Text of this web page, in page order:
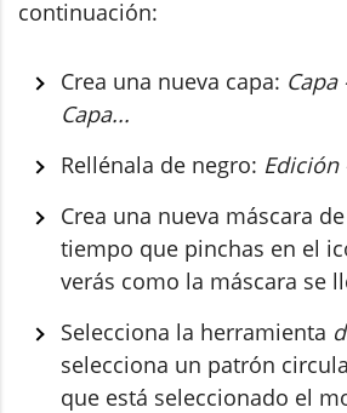
continuación:
Crea una nueva capa: Capa
Capa...
Rellénala de negro: Edición
Crea una nueva máscara
tiempo que pinchas en el
verás como la máscara se
Selecciona la herramienta
selecciona un patrón
que está seleccionado el